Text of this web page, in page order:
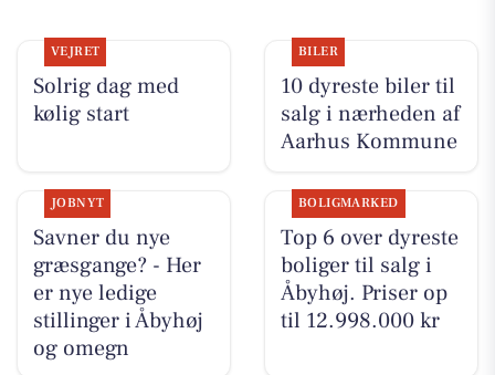
VEJRET
Solrig dag med
kølig start
BILER
10 dyreste biler til
salg i nærheden af
Aarhus Kommune
JOBNYT
Savner du nye
græsgange? - Her
er nye ledige
stillinger i Åbyhøj
og omegn
BOLIGMARKED
Top 6 over dyreste
boliger til salg i
Åbyhøj. Priser op
til 12.998.000 kr